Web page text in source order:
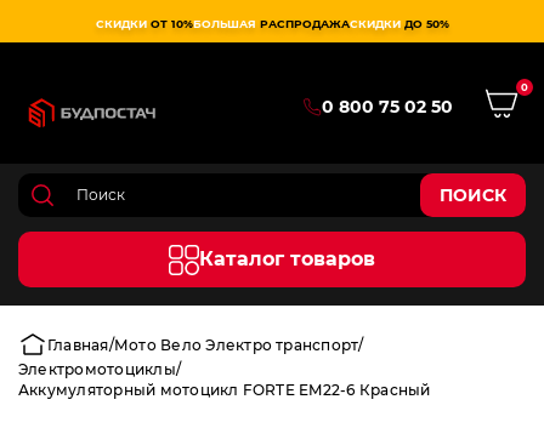
СКИДКИ ОТ 10%БОЛЬШАЯ РАСПРОДАЖАСКИДКИ ДО 50%
0 800 75 02 50
0
ПОИСК
Каталог товаров
Главная Мото Вело Электро транспорт
Электромотоциклы
Аккумуляторный мотоцикл FORTE EM22-6 Красный